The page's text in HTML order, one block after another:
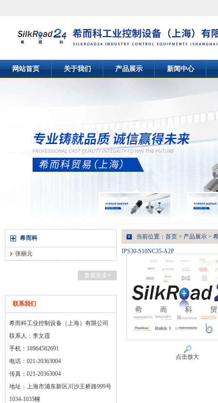
网站首页 关于我们 产品展示 新闻中心
希而科
张丽元
查看更多+
联系我们
希而科工业控制设备（上海）有限公司
联系人：李文霞
手机：18964582691
电话：021-20363004
传真：021-20363004
地址：上海市浦东新区川沙王桥路999号
1034-1035幢
当前位置： 首页 > 产品展示 >
IPS30-S10NC35-A2P
点击放大